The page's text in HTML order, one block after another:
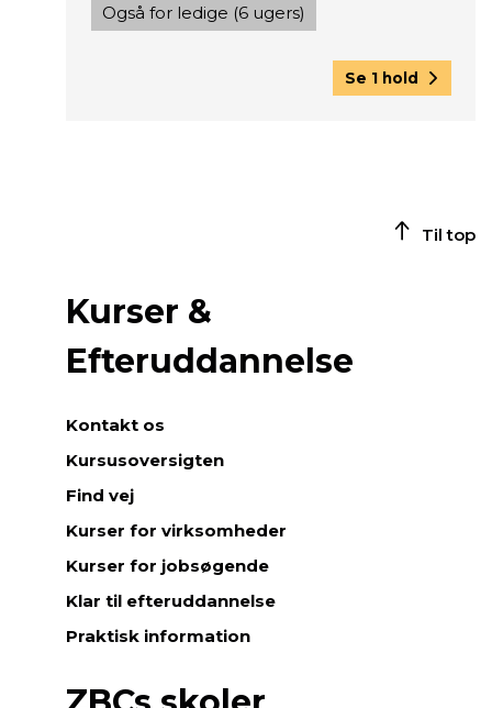
Også for ledige (6 ugers)
Se 1 hold
Til top
Kurser &
Efteruddannelse
Kontakt os
Kursusoversigten
Find vej
Kurser for virksomheder
Kurser for jobsøgende
Klar til efteruddannelse
Praktisk information